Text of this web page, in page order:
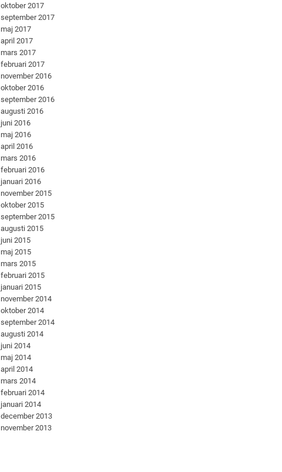
oktober 2017
september 2017
maj 2017
april 2017
mars 2017
februari 2017
november 2016
oktober 2016
september 2016
augusti 2016
juni 2016
maj 2016
april 2016
mars 2016
februari 2016
januari 2016
november 2015
oktober 2015
september 2015
augusti 2015
juni 2015
maj 2015
mars 2015
februari 2015
januari 2015
november 2014
oktober 2014
september 2014
augusti 2014
juni 2014
maj 2014
april 2014
mars 2014
februari 2014
januari 2014
december 2013
november 2013